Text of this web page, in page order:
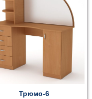
Трюмо-6